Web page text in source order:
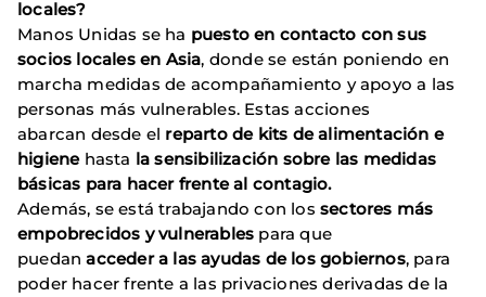
locales?
Manos Unidas se ha puesto en contacto con sus
socios locales en Asia, donde se están poniendo en
marcha medidas de acompañamiento y apoyo a las
personas más vulnerables. Estas acciones
abarcan desde el reparto de kits de alimentación e
higiene hasta la sensibilización sobre las medidas
básicas para hacer frente al contagio.
Además, se está trabajando con los sectores más
empobrecidos y vulnerables para que
puedanacceder a las ayudas de los gobiernos, para
poder hacer frente a las privaciones derivadas de la